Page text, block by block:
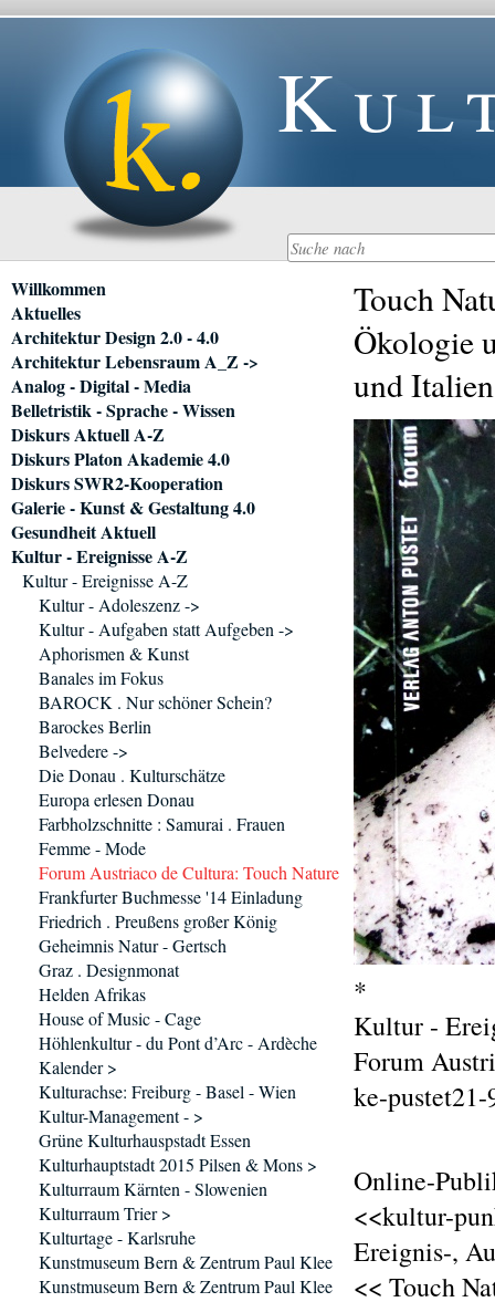
Touch
Ökologie
und Italien
*
Kultur -
Forum
ke-
Online-
<<kultur-
Ereignis-,
<< Touch
Navigation
überspringen
Willkommen
Aktuelles
Architektur Design 2.0 - 4.0
Architektur Lebensraum A_Z ->
Analog - Digital - Media
Belletristik - Sprache - Wissen
Diskurs Aktuell A-Z
Diskurs Platon Akademie 4.0
Diskurs SWR2-Kooperation
Galerie - Kunst & Gestaltung 4.0
Gesundheit Aktuell
Kultur - Ereignisse A-Z
Kultur - Ereignisse A-Z
Kultur - Adoleszenz ->
Kultur - Aufgaben statt Aufgeben ->
Aphorismen & Kunst
Banales im Fokus
BAROCK . Nur schöner Schein?
Barockes Berlin
Belvedere ->
Die Donau . Kulturschätze
Europa erlesen Donau
Farbholzschnitte : Samurai . Frauen
Femme - Mode
Forum Austriaco de Cultura: Touch Nature
Frankfurter Buchmesse '14 Einladung
Friedrich . Preußens großer König
Geheimnis Natur - Gertsch
Graz . Designmonat
Helden Afrikas
House of Music - Cage
Höhlenkultur - du Pont d’Arc - Ardèche
Kalender >
Kulturachse: Freiburg - Basel - Wien
Kultur-Management - >
Grüne Kulturhauspstadt Essen
Kulturhauptstadt 2015 Pilsen & Mons >
Kulturraum Kärnten - Slowenien
Kulturraum Trier >
Kulturtage - Karlsruhe
Kunstmuseum Bern & Zentrum Paul Klee
Kunstmuseum Bern & Zentrum Paul Klee